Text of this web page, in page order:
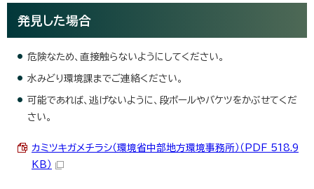
発見した場合
危険なため、直接触らないようにしてください。
水みどり環境課までご連絡ください。
可能であれば、逃げないように、段ボールやバケツをかぶせてくだ
さい。
カミツキガメチラシ（環境省中部地方環境事務所）（PDF 518.9
KB）